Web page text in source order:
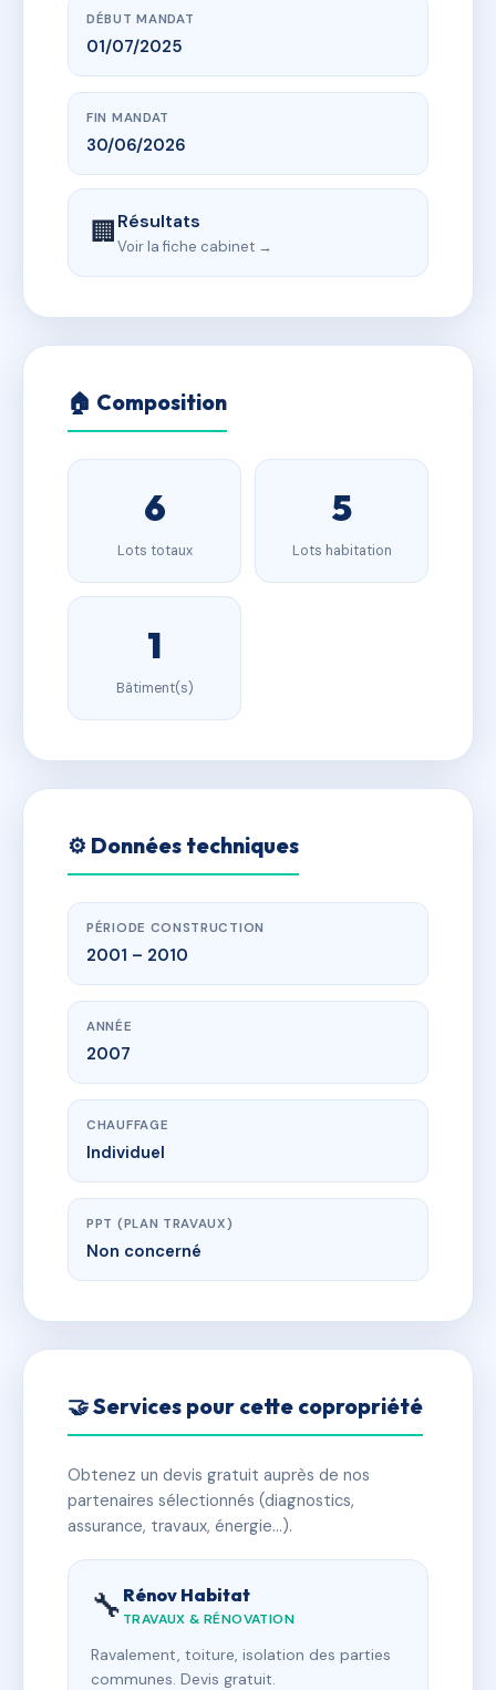
DÉBUT MANDAT
01/07/2025
FIN MANDAT
30/06/2026
🏢Résultats
Voir la fiche cabinet →
🏠 Composition
6
Lots totaux
5
Lots habitation
1
Bâtiment(s)
⚙️ Données techniques
PÉRIODE CONSTRUCTION
2001 – 2010
ANNÉE
2007
CHAUFFAGE
Individuel
PPT (PLAN TRAVAUX)
Non concerné
🤝 Services pour cette copropriété
Obtenez un devis gratuit auprès de nos
partenaires sélectionnés (diagnostics,
assurance, travaux, énergie…).
🔧 Rénov Habitat
TRAVAUX & RÉNOVATION
Ravalement, toiture, isolation des parties
communes. Devis gratuit.